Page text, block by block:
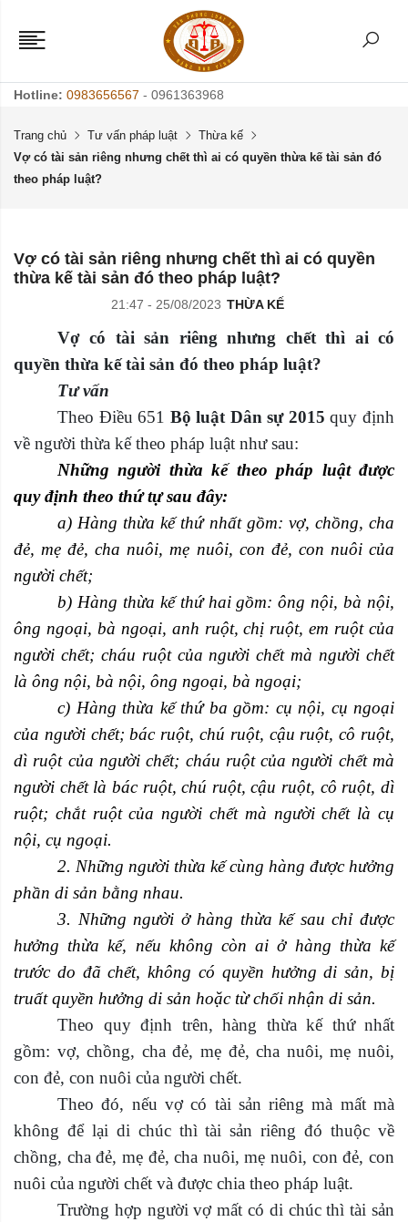
Hotline: 0983656567 - 0961363968
Trang chủ Tư vấn pháp luật
Thừa kế
Vợ có tài sản riêng nhưng chết thì ai có quyền thừa kế tài sản đó
theo pháp luật?
Vợ có tài sản riêng nhưng chết thì ai có quyền
thừa kế tài sản đó theo pháp luật?
21:47 - 25/08/2023 THỪA KẾ
Vợ có tài sản riêng nhưng chết thì ai có
quyền thừa kế tài sản đó theo pháp luật?
Tư vấn
Theo Điều 651 Bộ luật Dân sự 2015 quy định
về người thừa kế theo pháp luật như sau:
Những người thừa kế theo pháp luật được
quy định theo thứ tự sau đây:
a) Hàng thừa kế thứ nhất gồm: vợ, chồng, cha
đẻ, mẹ đẻ, cha nuôi, mẹ nuôi, con đẻ, con nuôi của
người chết;
b) Hàng thừa kế thứ hai gồm: ông nội, bà nội,
ông ngoại, bà ngoại, anh ruột, chị ruột, em ruột của
người chết; cháu ruột của người chết mà người chết
là ông nội, bà nội, ông ngoại, bà ngoại;
c) Hàng thừa kế thứ ba gồm: cụ nội, cụ ngoại
của người chết; bác ruột, chú ruột, cậu ruột, cô ruột,
dì ruột của người chết; cháu ruột của người chết mà
người chết là bác ruột, chú ruột, cậu ruột, cô ruột, dì
ruột; chắt ruột của người chết mà người chết là cụ
nội, cụ ngoại.
2. Những người thừa kế cùng hàng được hưởng
phần di sản bằng nhau.
3. Những người ở hàng thừa kế sau chỉ được
hưởng thừa kế, nếu không còn ai ở hàng thừa kế
trước do đã chết, không có quyền hưởng di sản, bị
truất quyền hưởng di sản hoặc từ chối nhận di sản.
Theo quy định trên, hàng thừa kế thứ nhất
gồm: vợ, chồng, cha đẻ, mẹ đẻ, cha nuôi, mẹ nuôi,
con đẻ, con nuôi của người chết.
Theo đó, nếu vợ có tài sản riêng mà mất mà
không để lại di chúc thì tài sản riêng đó thuộc về
chồng, cha đẻ, mẹ đẻ, cha nuôi, mẹ nuôi, con đẻ, con
nuôi của người chết và được chia theo pháp luật.
Trường hợp người vợ mất có di chúc thì tài sản